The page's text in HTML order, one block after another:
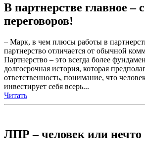
В партнерстве главное –
переговоров!
– Марк, в чем плюсы работы в
партнерство отличается от обычной
Партнерство – это всегда более
долгосрочная история, которая
ответственность, понимание, что
инвестирует себя всерь...
Читать
ЛПР – человек или нечто